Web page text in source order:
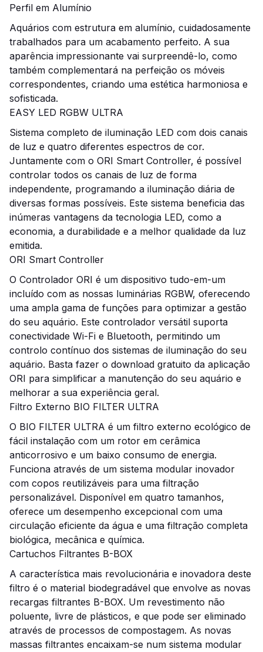
Perfil em Alumínio
Aquários com estrutura em alumínio, cuidadosamente
trabalhados para um acabamento perfeito. A sua
aparência impressionante vai surpreendê-lo, como
também complementará na perfeição os móveis
correspondentes, criando uma estética harmoniosa e
sofisticada.
EASY LED RGBW ULTRA
Sistema completo de iluminação LED com dois canais
de luz e quatro diferentes espectros de cor.
Juntamente com o ORI Smart Controller, é possível
controlar todos os canais de luz de forma
independente, programando a iluminação diária de
diversas formas possíveis. Este sistema beneficia das
inúmeras vantagens da tecnologia LED, como a
economia, a durabilidade e a melhor qualidade da luz
emitida.
ORI Smart Controller
O Controlador ORI é um dispositivo tudo-em-um
incluído com as nossas luminárias RGBW, oferecendo
uma ampla gama de funções para optimizar a gestão
do seu aquário. Este controlador versátil suporta
conectividade Wi-Fi e Bluetooth, permitindo um
controlo contínuo dos sistemas de iluminação do seu
aquário. Basta fazer o download gratuito da aplicação
ORI para simplificar a manutenção do seu aquário e
melhorar a sua experiência geral.
Filtro Externo BIO FILTER ULTRA
O BIO FILTER ULTRA é um filtro externo ecológico de
fácil instalação com um rotor em cerâmica
anticorrosivo e um baixo consumo de energia.
Funciona através de um sistema modular inovador
com copos reutilizáveis para uma filtração
personalizável. Disponível em quatro tamanhos,
oferece um desempenho excepcional com uma
circulação eficiente da água e uma filtração completa
biológica, mecânica e química.
Cartuchos Filtrantes B-BOX
A característica mais revolucionária e inovadora deste
filtro é o material biodegradável que envolve as novas
recargas filtrantes B-BOX. Um revestimento não
poluente, livre de plásticos, e que pode ser eliminado
através de processos de compostagem. As novas
massas filtrantes encaixam-se num sistema modular